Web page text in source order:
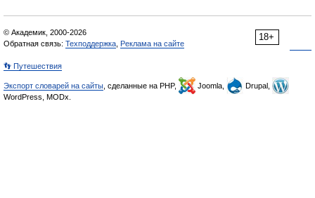
18+
© Академик, 2000-2026
Обратная связь: Техподдержка Реклама на сайте
👣 Путешествия
Экспорт словарей на сайты , сделанные на PHP, Joomla,
Drupal,
WordPress, MODx.